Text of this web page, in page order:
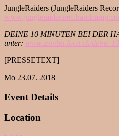
JungleRaiders (JungleRaiders
www.jungleraidersrec.bandcamp.
DEINE 10 MINUTEN BEI DER
unter: www.zamba-loca.ch/deine-
[PRESSETEXT]
Mo 23.07. 2018
Event Details
Location